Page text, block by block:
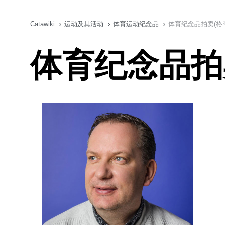
Catawiki 运动及其活动 体育运动纪念品 体育纪念品拍卖(格
体育纪念品